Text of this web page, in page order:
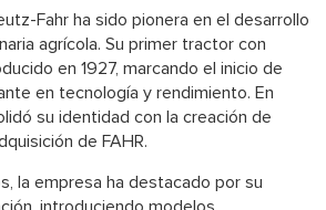
Fahr ha sido pionera en el desarrollo
agrícola. Su primer tractor con
en 1927, marcando el inicio de
en tecnología y rendimiento. En
su identidad con la creación de
de FAHR.
la empresa ha destacado por su